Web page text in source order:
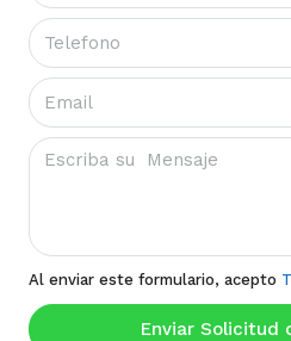
Al enviar este formulario, acepto
Enviar Solicitud